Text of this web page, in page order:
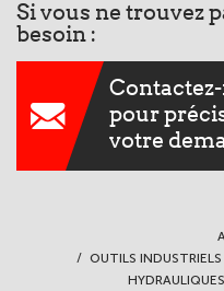
Si vous ne trouvez
besoin :
pour
votre
OUTILS